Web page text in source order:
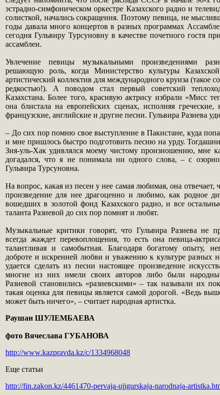
эстрадно-симфоническом оркестре Казахского радио и
солисткой, начались сокращения. Поэтому певица, не
годы давала много концертов в разных программах
сегодня Гульвиру Турсуновну в качестве почетного гостя
ассамблеи.
Увлечение певицы музыкальными произведениями
решающую роль, когда Министерство культуры
артистический коллектив для международного круиза (такое
редкостью!). А поводом стал первый советский
Казахстана. Более того, красивую актрису избрали «Мисс
она блистала на европейских сценах, исполняя греческие,
французские, английские и другие песни. Гульвира Разиева
– До сих пор помню свое выступление в Пакистане, куда
и мне пришлось быстро подготовить песню на урду.
Зия-уль-Хак удивлялся моему чистому произношению, мне
догадался, что я не понимала ни одного слова, – с
Гульвира Турсуновна.
На вопрос, какая из песен у нее самая любимая, она отвечает,
произведение для нее драгоценно и любимо, как родное
вошедших в золотой фонд Казахского радио, и все
таланта Разиевой до сих пор помнят и любят.
Музыкальные критики говорят, что Гульвира Разиева не
всегда жаждет перевоплощения, то есть она певица-
талантливая и самобытная. Благодаря богатому опыту,
доброте и искренней любви и уважению к культуре разных
удается сделать из песни настоящее произведение
многие из них имели своих авторов либо были
Разиевой становились «разиевскими» – так называли их
такая оценка для певицы является самой дорогой. «Ведь
может быть ничего», – считает народная артистка.
Раушан ШУЛЕМБАЕВА
фото Вячеслава ГУБАНОВА
http://www.kazpravda.kz/c/1334968048
Еще статьи
http://fin.zakon.kz/4461470-pervaja-ujjgurskaja-narodnaja-